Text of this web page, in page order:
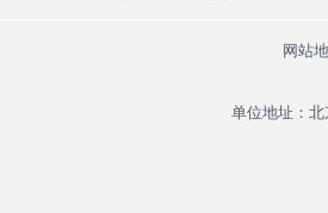
网站
单位地址：北